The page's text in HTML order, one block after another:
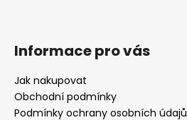
Informace pro vás
Jak nakupovat
Obchodní podmínky
Podmínky ochrany osobních údajů